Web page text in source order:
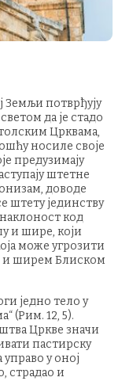
Земљи потврђују
да је стадо
Црквама,
носиле своје
предузимају
штетне
доводе
штету јединству
код
и шире, који
може угрозити
и ширем Блиском
једно тело у
(Рим. 12, 5).
Цркве значи
пастирску
у оној
страдао и